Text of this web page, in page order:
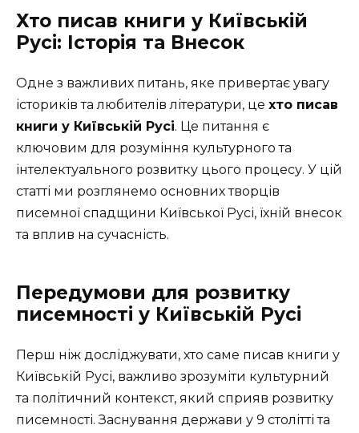
Хто писав книги у Київській
Русі: Історія та Внесок
Одне з важливих питань, яке привертає увагу
істориків та любителів літератури, це хто писав
книги у Київській Русі. Це питання є
ключовим для розуміння культурного та
інтелектуального розвитку цього процесу. У цій
статті ми розглянемо основних творців
писемної спадщини Київської Русі, їхній внесок
та вплив на сучасність.
Передумови для розвитку
писемності у Київській Русі
Перш ніж досліджувати, хто саме писав книги у
Київській Русі, важливо зрозуміти культурний
та політичний контекст, який сприяв розвитку
писемності. Заснування держави у 9 столітті та